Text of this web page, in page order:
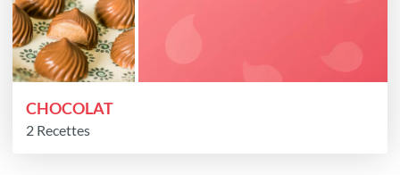
CHOCOLAT
2 Recettes